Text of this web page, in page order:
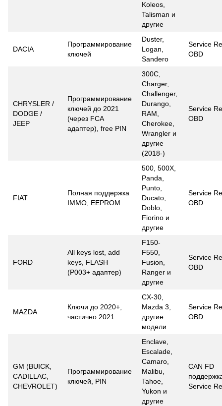
Koleos,
Talisman и
другие
DACIA
Программирование
ключей
Duster,
Logan,
Sandero
Service
OBD
CHRYSLER /
DODGE /
JEEP
Программирование
ключей до 2021
(через FCA
адаптер), free PIN
300C,
Charger,
Challenger,
Durango,
RAM,
Cherokee,
Wrangler и
другие
(2018-)
Service
OBD
FIAT
Полная поддержка
IMMO, EEPROM
500, 500X,
Panda,
Punto,
Ducato,
Doblo,
Fiorino и
другие
Service
OBD
FORD
All keys lost, add
keys, FLASH
(P003+ адаптер)
F150-
F550,
Fusion,
Ranger и
другие
Service
OBD
MAZDA
Ключи до 2020+,
частично 2021
CX-30,
Mazda 3,
другие
модели
Service
OBD
GM (BUICK,
CADILLAC,
CHEVROLET)
Программирование
ключей, PIN
Enclave,
Escalade,
Camaro,
Malibu,
Tahoe,
Yukon и
другие
CAN FD
Service